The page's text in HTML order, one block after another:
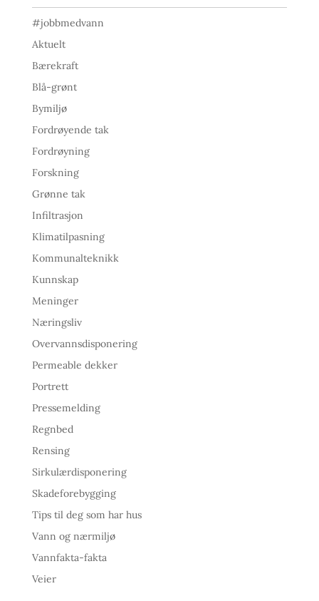
#jobbmedvann
Aktuelt
Bærekraft
Blå-grønt
Bymiljø
Fordrøyende tak
Fordrøyning
Forskning
Grønne tak
Infiltrasjon
Klimatilpasning
Kommunalteknikk
Kunnskap
Meninger
Næringsliv
Overvannsdisponering
Permeable dekker
Portrett
Pressemelding
Regnbed
Rensing
Sirkulærdisponering
Skadeforebygging
Tips til deg som har hus
Vann og nærmiljø
Vannfakta-fakta
Veier